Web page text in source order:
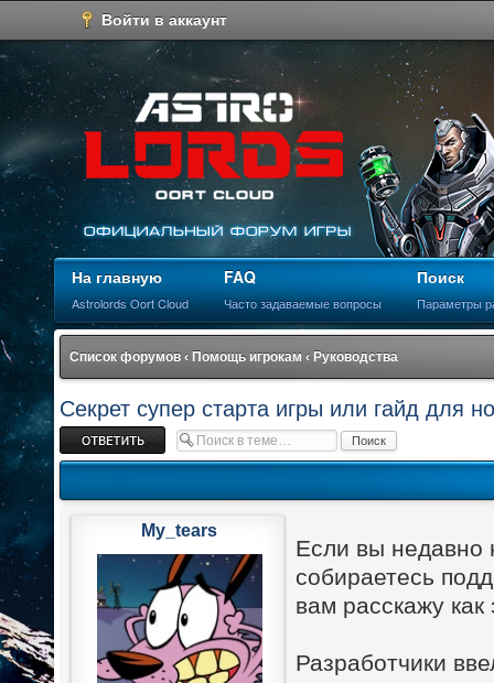
Войти в аккаунт
На главную
Astrolords Oort Cloud
FAQ
Часто задаваемые вопросы
Поиск
Параметры
Список форумов ‹ Помощь игрокам ‹ Руководства
Секрет супер старта игры или гайд для
Ответить
Если вы недавно
собираетесь
вам расскажу
Разработчики
My_tears